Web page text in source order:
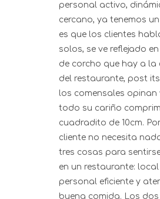
personal activo,
cercano, ya tenemos
es que los clientes
solos, se ve reflejado
de corcho que hay a la
del restaurante, post
los comensales opinan
todo su cariño
cuadradito de 10cm.
cliente no necesita
tres cosas para
en un restaurante:
personal eficiente y
buena comida. Los